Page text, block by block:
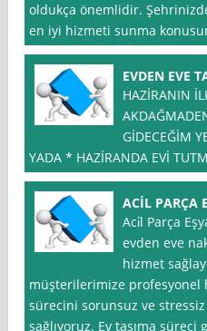
oldukça önemlidir.
en iyi hizmeti sunma
EVDEN EVE
HAZİRANIN
GİDECEĞİM
YADA * HAZİRANDA EVİ
ACİL PARÇA
Aci̇l Parça
evden eve
hizmet
müşterilerimize profesyonel
sürecini sorunsuz ve
sağlıyoruz. Ev taşıma süreci